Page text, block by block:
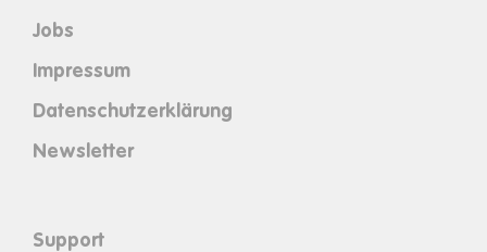
Jobs
Impressum
Datenschutzerklärung
Newsletter
Support